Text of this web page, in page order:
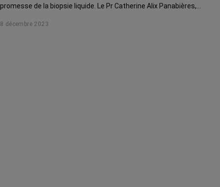
promesse de la biopsie liquide. Le Pr Catherine Alix Panabières,
CHU de Montpellier et co-inventrice de ce mot, vous explique
8 décembre 2023